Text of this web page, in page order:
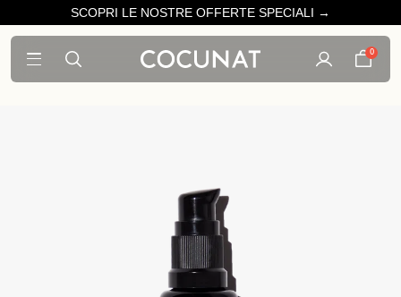
SCOPRI LE NOSTRE OFFERTE SPECIALI →
0